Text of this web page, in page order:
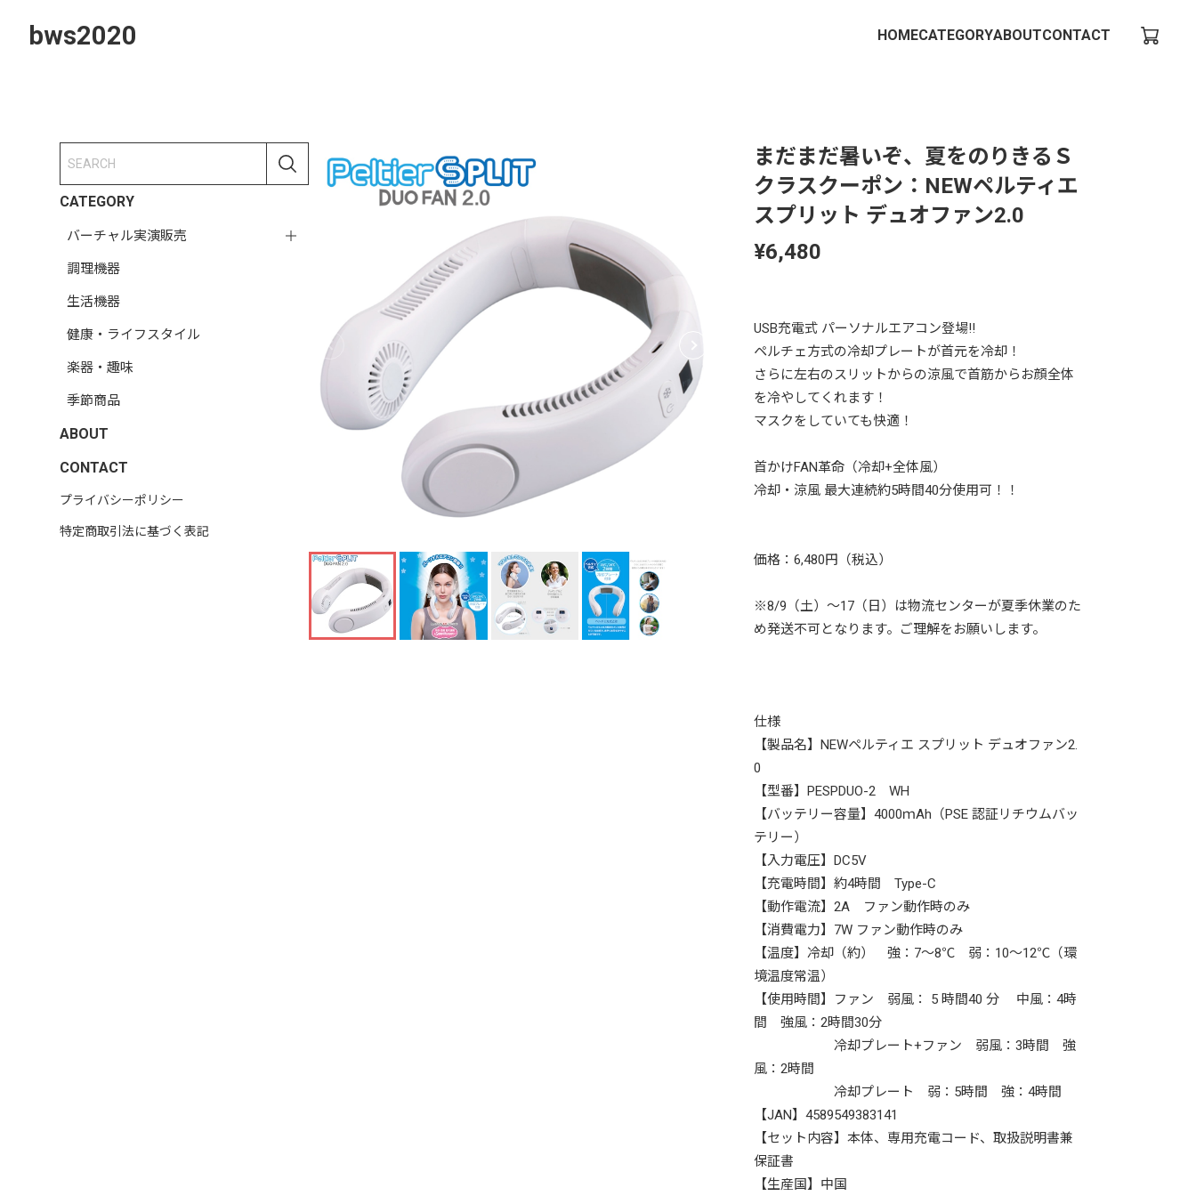
bws2020 HOMECATEGORYABOUTCONTACT
CATEGORY
バーチャル実演販売
調理機器
生活機器
健康・ライフスタイル
楽器・趣味
季節商品
ABOUT
CONTACT
プライバシーポリシー
特定商取引法に基づく表記
まだまだ暑いぞ、夏をのりきるＳ
クラスクーポン：NEWペルティエ
スプリット デュオファン2.0
¥6,480
USB充電式 パーソナルエアコン登場!!
ペルチェ方式の冷却プレートが首元を冷却！
さらに左右のスリットからの涼風で首筋からお顔全体
を冷やしてくれます！
マスクをしていても快適！
首かけFAN革命（冷却+全体風）
冷却・涼風 最大連続約5時間40分使用可！！
価格：6,480円（税込）
※8/9（土）〜17（日）は物流センターが夏季休業のた
め発送不可となります。ご理解をお願いします。
仕様
【製品名】NEWペルティエ スプリット デュオファン2.
0
【型番】PESPDUO-2 WH
【バッテリー容量】4000ｍAh（PSE 認証リチウムバッ
テリー）
【入力電圧】DC5V
【充電時間】約4時間 Type-C
【動作電流】2A ファン動作時のみ
【消費電力】7W ファン動作時のみ
【温度】冷却（約） 強：7〜8℃ 弱：10〜12℃（環
境温度常温）
【使用時間】ファン 弱風： 5 時間40 分 中風：4時
間 強風：2時間30分
冷却プレート+ファン 弱風：3時間 強
風：2時間
冷却プレート 弱：5時間 強：4時間
【JAN】4589549383141
【セット内容】本体、専用充電コード、取扱説明書兼
保証書
【生産国】中国